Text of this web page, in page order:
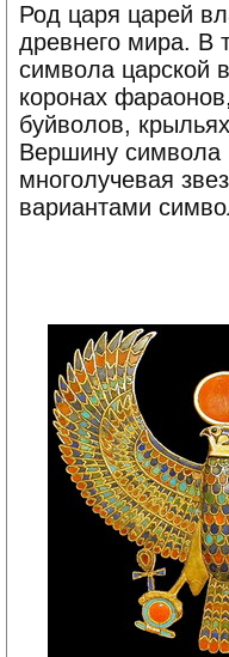
Род царя царей
древнего мира. В
символа царской
коронах
буйволов,
Вершину символа
многолучевая
вариантами